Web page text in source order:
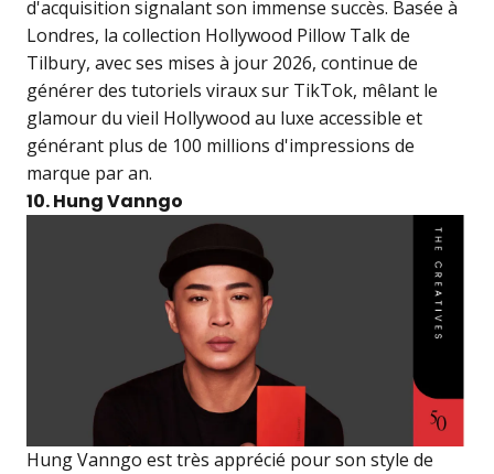
d'acquisition signalant son immense succès. Basée à
Londres, la collection Hollywood Pillow Talk de
Tilbury, avec ses mises à jour 2026, continue de
générer des tutoriels viraux sur TikTok, mêlant le
glamour du vieil Hollywood au luxe accessible et
générant plus de 100 millions d'impressions de
marque par an.
10. Hung Vanngo
Hung Vanngo est très apprécié pour son style de